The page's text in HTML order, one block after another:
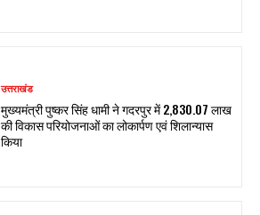
उत्तराखंड
मुख्यमंत्री पुष्कर सिंह धामी ने गदरपुर में ₹2,830.07 लाख
की विकास परियोजनाओं का लोकार्पण एवं शिलान्यास
किया